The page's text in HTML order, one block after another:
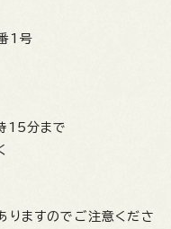
1号
15分まで
りますのでご注意くださ